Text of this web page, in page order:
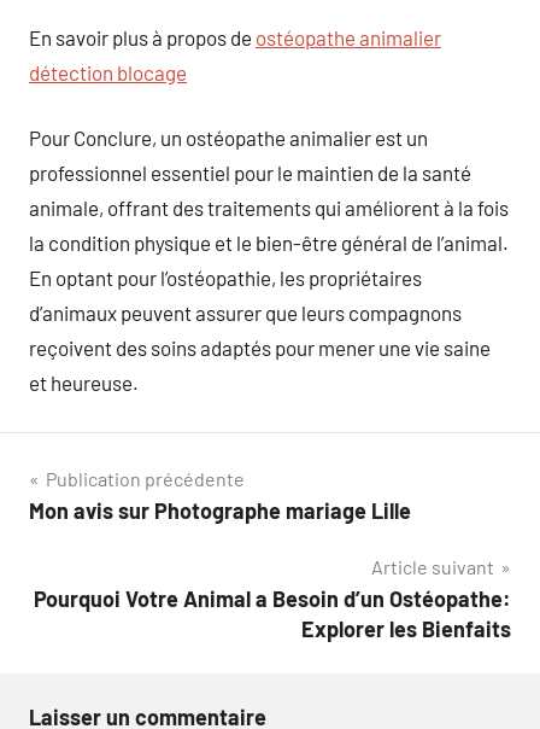
En savoir plus à propos de ostéopathe animalier
détection blocage
Pour Conclure, un ostéopathe animalier est un
professionnel essentiel pour le maintien de la santé
animale, offrant des traitements qui améliorent à la fois
la condition physique et le bien-être général de l’animal.
En optant pour l’ostéopathie, les propriétaires
d’animaux peuvent assurer que leurs compagnons
reçoivent des soins adaptés pour mener une vie saine
et heureuse.
Navigation
de
Publication précédente
Mon avis sur Photographe mariage Lille
Article suivant
Pourquoi Votre Animal a Besoin d’un Ostéopathe:
Explorer les Bienfaits
Laisser un commentaire